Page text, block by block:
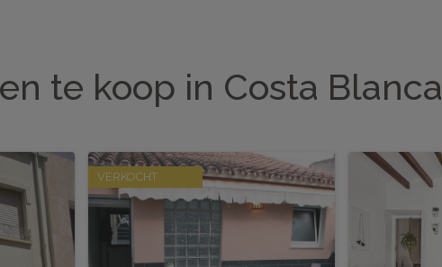
te koop in Costa Blanca
VERKOCHT